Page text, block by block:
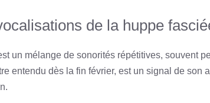
de la huppe
un mélange de sonorités répétitives, souvent
entendu dès la fin février, est un signal de son